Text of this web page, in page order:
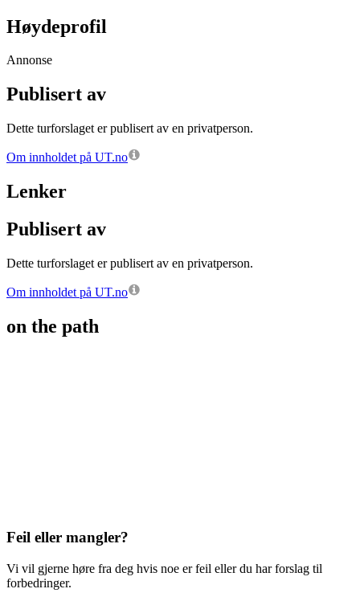
Høydeprofil
Annonse
Publisert av
Dette turforslaget er publisert av en privatperson.
Om innholdet på UT.no
Lenker
Publisert av
Dette turforslaget er publisert av en privatperson.
Om innholdet på UT.no
on the path
Feil eller mangler?
Vi vil gjerne høre fra deg hvis noe er feil eller du har forslag til
forbedringer.